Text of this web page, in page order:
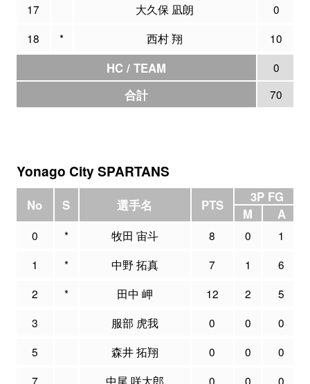
17
大久保 凪朗 0
18
* 西村 翔 10
HC / TEAM 0
合計 70
Yonago City SPARTANS
No S 選手名 PTS
3P FG
M
A
0 * 牧田 宙斗 8 0
1
1
* 中野 拓真 7 1
6
2
* 田中 岬 12 2
5
3
服部 虎我 0 0
0
5
森井 拓翔 0 0
0
7
中尾 咲太郎 0 0 0